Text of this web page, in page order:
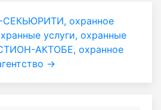
охранное
услуги, охранные
АКТОБЕ, охранное
→